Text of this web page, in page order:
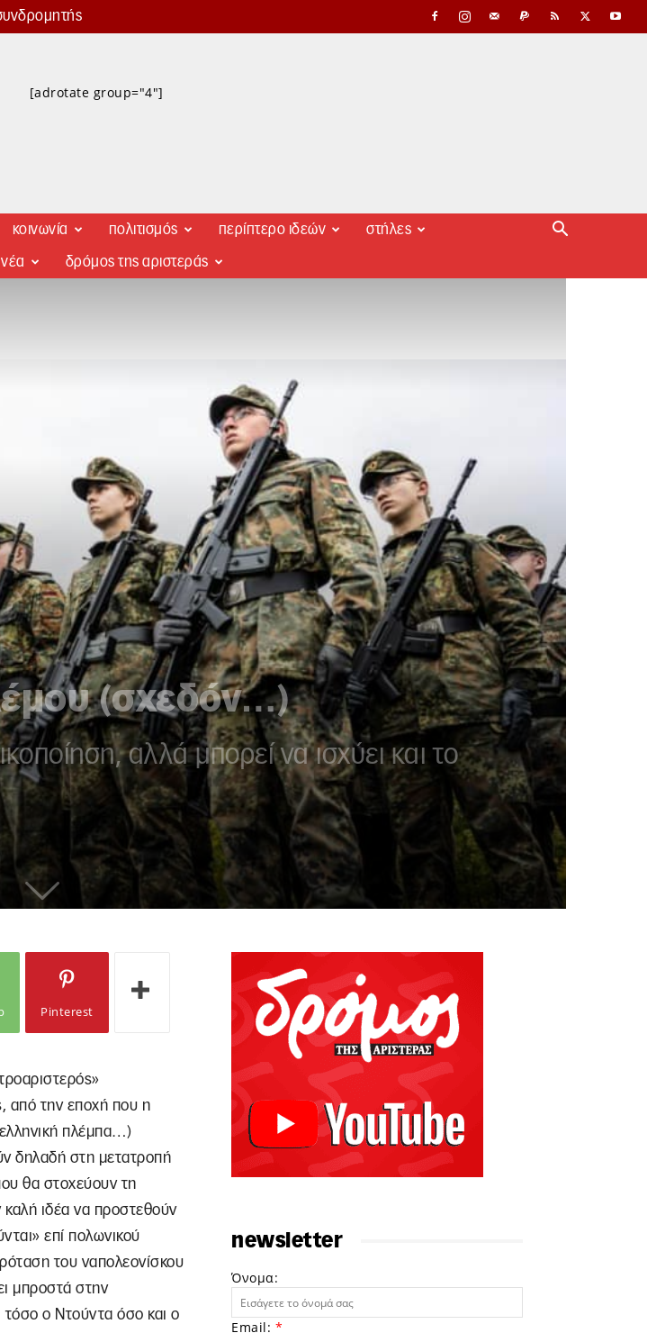
[adrotate group="4"]
κοινωνία πολιτισμός περίπτερο ιδεών στήλες
δρόμος της αριστεράς
(σχεδόν…)
αλλά μπορεί να ισχύει και το
Pinterest
από την εποχή που η
πλέμπα…)
δηλαδή στη μετατροπή
θα στοχεύουν τη
ιδέα να προστεθούν
επί πολωνικού
του ναπολεονίσκου
μπροστά στην
τόσο ο Ντούντα όσο και ο
newsletter
Όνομα:
Email: *